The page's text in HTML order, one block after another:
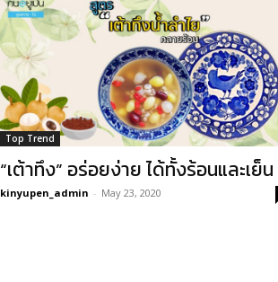
Top Trend
“เต้าทึง” อร่อยง่าย ได้ทั้งร้อนและเย็น
kinyupen_admin - May 23, 2020